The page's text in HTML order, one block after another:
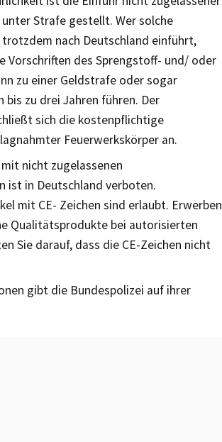
Strafe gestellt. Wer solche
trotzdem nach Deutschland einführt,
Vorschriften des Sprengstoff- und/ oder
zu einer Geldstrafe oder sogar
bis zu drei Jahren führen. Der
sich die kostenpflichtige
Feuerwerkskörper an.
nicht zugelassenen
ist in Deutschland verboten.
mit CE- Zeichen sind erlaubt. Erwerben
Qualitätsprodukte bei autorisierten
Sie darauf, dass die CE-Zeichen nicht
gibt die Bundespolizei auf ihrer